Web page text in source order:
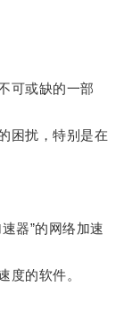
可或缺的一部
扰，特别是在
器”的网络加速
的软件。